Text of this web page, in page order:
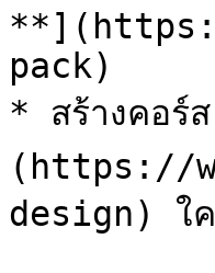
pack)
* สร้างคอ
(https://
design) ใค